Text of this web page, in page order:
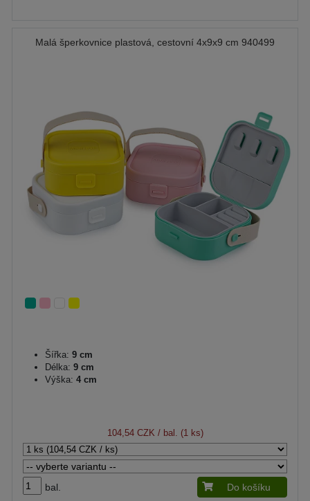
Malá šperkovnice plastová, cestovní 4x9x9 cm 940499
Šířka: 9 cm
Délka: 9 cm
Výška: 4 cm
104,54 CZK / bal. (1 ks)
bal. Do košíku